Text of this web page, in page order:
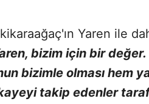
Yaren ile
bizim için bir
bizimle olması hem
takip edenler